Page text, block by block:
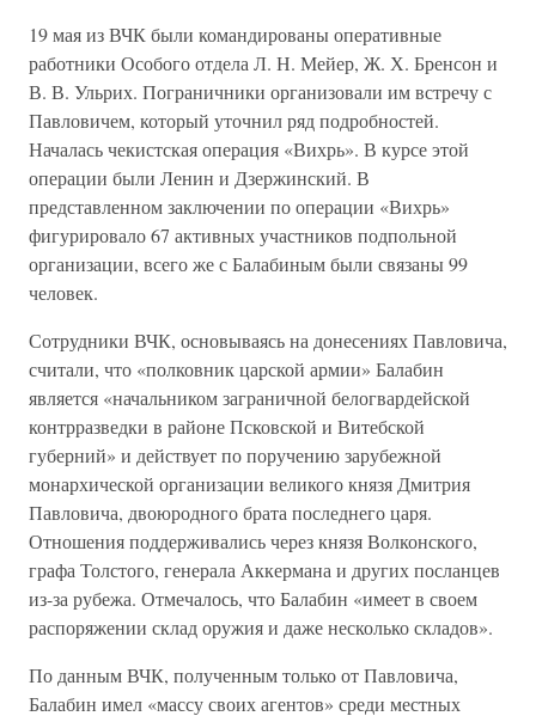
19 мая из ВЧК были командированы оперативные
работники Особого отдела Л. Н. Мейер, Ж. Х. Бренсон и
В. В. Ульрих. Пограничники организовали им встречу с
Павловичем, который уточнил ряд подробностей.
Началась чекистская операция «Вихрь». В курсе этой
операции были Ленин и Дзержинский. В
представленном заключении по операции «Вихрь»
фигурировало 67 активных участников подпольной
организации, всего же с Балабиным были связаны 99
человек.
Сотрудники ВЧК, основываясь на донесениях Павловича,
считали, что «полковник царской армии» Балабин
является «начальником заграничной белогвардейской
контрразведки в районе Псковской и Витебской
губерний» и действует по поручению зарубежной
монархической организации великого князя Дмитрия
Павловича, двоюродного брата последнего царя.
Отношения поддерживались через князя Волконского,
графа Толстого, генерала Аккермана и других посланцев
из-за рубежа. Отмечалось, что Балабин «имеет в своем
распоряжении склад оружия и даже несколько складов».
По данным ВЧК, полученным только от Павловича,
Балабин имел «массу своих агентов» среди местных